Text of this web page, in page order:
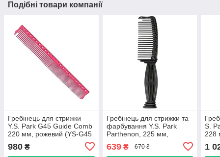
Подібні товари компанії
Гребінець для стрижки
Y.S. Park G45 Guide Сomb
220 мм, рожевий (YS-G45
980 ₴
Гребінець для стрижки та
фарбування Y.S. Park
Parthenon, 225 мм,
Black)
639₴ 670 ₴
S.
228
1